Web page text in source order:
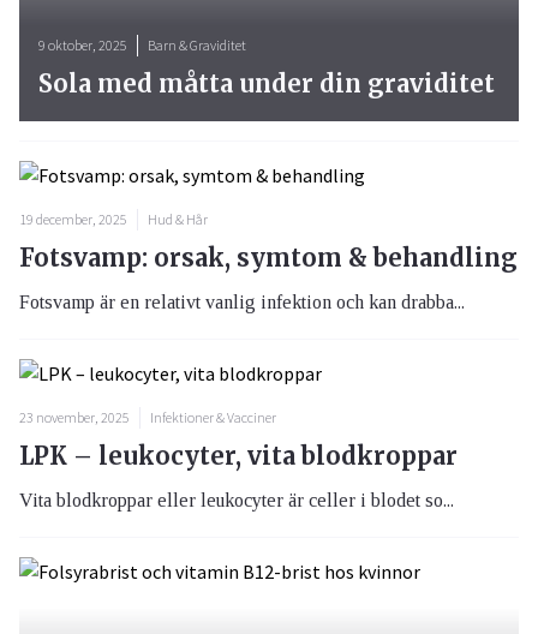
19 december, 2025 Hud & Hår
Fotsvamp: orsak, symtom & behandling
Fotsvamp är en relativt vanlig infektion och kan drabba...
23 november, 2025 Infektioner & Vacciner
LPK – leukocyter, vita blodkroppar
Vita blodkroppar eller leukocyter är celler i blodet so...
9 oktober, 2025 Barn & Graviditet
Sola med måtta under din graviditet